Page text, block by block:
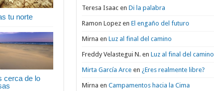
tu norte
cerca de lo
Teresa Isaacen Di la palabra
Ramon Lopezen El engaño del futuro
Mirna en Luz al final del camino
Freddy Velastegui N.en Luz al final del camino
Mirta García Arceen ¿Eres realmente libre?
Mirna en Campamentos hacia la Cima